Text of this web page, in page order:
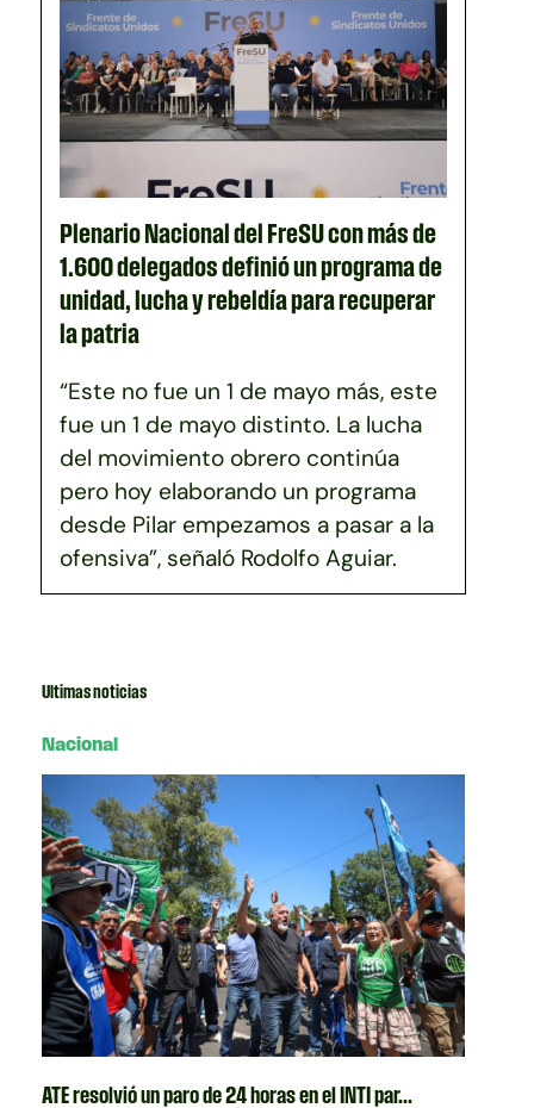
Plenario Nacional del FreSU con más de
1.600 delegados definió un programa de
unidad, lucha y rebeldía para recuperar
la patria
“Este no fue un 1 de mayo más, este
fue un 1 de mayo distinto. La lucha
del movimiento obrero continúa
pero hoy elaborando un programa
desde Pilar empezamos a pasar a la
ofensiva”, señaló Rodolfo Aguiar.
Ultimas noticias
Nacional
ATE resolvió un paro de 24 horas en el INTI par...